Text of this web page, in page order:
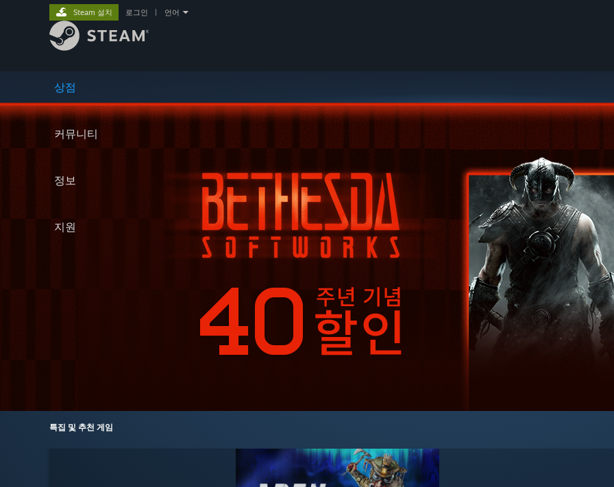
상점
커뮤니티
정보
지원
Steam 설치 로그인 언어
특집 및 추천 게임